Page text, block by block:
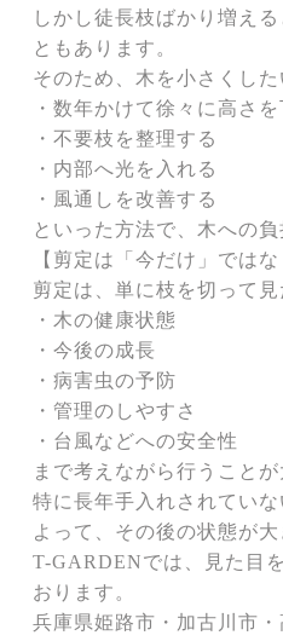
しかし徒長枝ばかり増え
ともあります。
そのため、木を小さくし
・数年かけて徐々に高さを
・不要枝を整理する
・内部へ光を入れる
・風通しを改善する
といった方法で、木への
【剪定は「今だけ」では
剪定は、単に枝を切って
・木の健康状態
・今後の成長
・病害虫の予防
・管理のしやすさ
・台風などへの安全性
まで考えながら行うことが
特に長年手入れされてい
よって、その後の状態が大
T-GARDENでは、見た目
おります。
兵庫県姫路市・加古川市